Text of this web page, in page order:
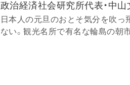
政治経済社会研究所代表・中山
日本人の元旦のおとそ気分を吹
ない。観光名所で有名な輪島の朝